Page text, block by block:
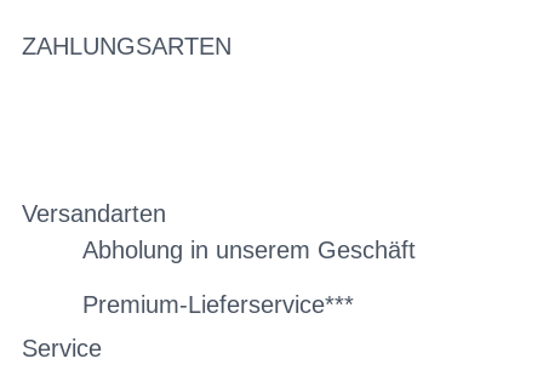
ZAHLUNGSARTEN
Versandarten
Abholung in unserem Geschäft
Premium-Lieferservice***
Service